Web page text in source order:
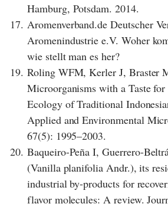
Hamburg, Potsdam. 2014.
17. Aromenverband.de Deutscher
Aromenindustrie e.V. Woher
wie stellt man es her?
19. Roling WFM, Kerler J, Braster
Microorganisms with a Taste
Ecology of Traditional
Applied and Environmental
67(5): 1995–2003.
20. Baqueiro-Peña I, Guerrero-
(Vanilla planifolia Andr.), its
industrial by-products for
flavor molecules: A review.